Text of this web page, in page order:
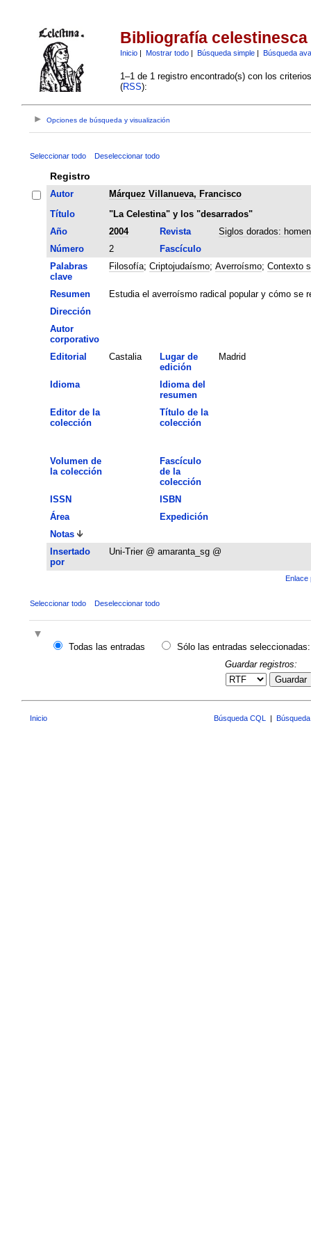
Bibliografía celestinesca
Inicio| Mostrar todo| Búsqueda simple| Búsqueda
1–1 de 1 registro encontrado(s) con los
(RSS):
Opciones de búsqueda y visualización
Seleccionar todo Deseleccionar todo
Registro
Autor
Márquez Villanueva, Francisco
Título
"La Celestina" y los "desarrados"
Año
2004 Revista
Siglos dorados:
Número
2
Fascículo
Palabras
clave
Filosofía; Criptojudaísmo; Averroísmo; Contexto
Resumen
Estudia el averroísmo radical popular y cómo se
Dirección
Autor
corporativo
Editorial
Castalia
Lugar de
edición
Madrid
Idioma
Idioma del
resumen
Editor de la
colección
Título de la
colección
Volumen de
la colección
Fascículo
de la
colección
ISSN
ISBN
Área
Expedición
Notas
Insertado
por
Uni-Trier @ amaranta_sg @
Enlace
Seleccionar todo Deseleccionar todo
Todas las entradas
Sólo las entradas seleccionadas:
Guardar registros:
Guardar
Inicio Búsqueda CQL